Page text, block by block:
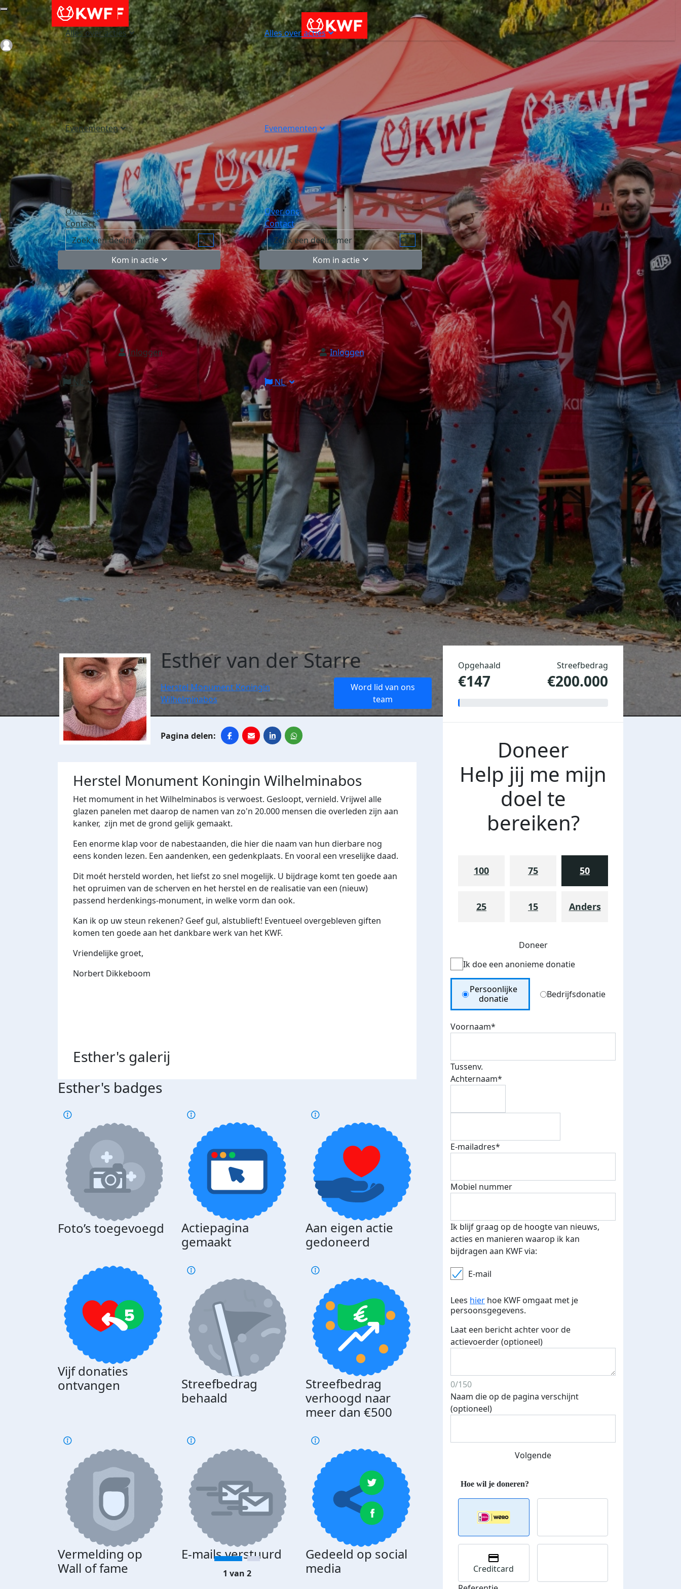
Alles over acties
Evenementen
Over ons
Contact
Kom in actie
Inloggen
NL
Alles over acties
Evenementen
Over ons
Contact
Kom in actie
Inloggen
NL
Login
Esther van der Starre
Herstel Monument Koningin
Wilhelminabos
Word lid van ons
team
Herstel Monument Koningin Wilhelminabos
Het momument in het Wilhelminabos is verwoest. Gesloopt, vernield. Vrijwel alle
glazen panelen met daarop de namen van zo'n 20.000 mensen die overleden zijn aan
kanker, zijn met de grond gelijk gemaakt.
Een enorme klap voor de nabestaanden, die hier die naam van hun dierbare nog
eens konden lezen. Een aandenken, een gedenkplaats. En vooral een vreselijke daad.
Dit moét hersteld worden, het liefst zo snel mogelijk. U bijdrage komt ten goede aan
het opruimen van de scherven en het herstel en de realisatie van een (nieuw)
passend herdenkings-monument, in welke vorm dan ook.
Kan ik op uw steun rekenen? Geef gul, alstublieft! Eventueel overgebleven giften
komen ten goede aan het dankbare werk van het KWF.
Vriendelijke groet,
Norbert Dikkeboom
Esther's galerij
Esther's badges
Foto’s toegevoegd
Actiepagina
gemaakt
Aan eigen actie
gedoneerd
Vijf donaties
ontvangen
Streefbedrag
behaald
Streefbedrag
verhoogd naar
meer dan €500
Vermelding op
Wall of fame
E-mails verstuurd
Gedeeld op social
media
Donateurs
bedankt
1 van 2
Opgehaald
€147
Streefbedrag
€200.000
Doneer
Help jij me mijn
doel te
bereiken?
100 75 50
25 15 Anders
Doneer
Ik doe een anonieme donatie
Donation Type
Persoonlijke
donatie
Bedrijfsdonatie
Voornaam*
Tussenv.
Achternaam*
E-mailadres*
Mobiel nummer
Ik blijf graag op de hoogte van nieuws,
acties en manieren waarop ik kan
bijdragen aan KWF via:
E-mail
Lees hier hoe KWF omgaat met je
persoonsgegevens.
Laat een bericht achter voor de
actievoerder (optioneel)
0/150
Naam die op de pagina verschijnt
(optioneel)
Volgende
Creditcard